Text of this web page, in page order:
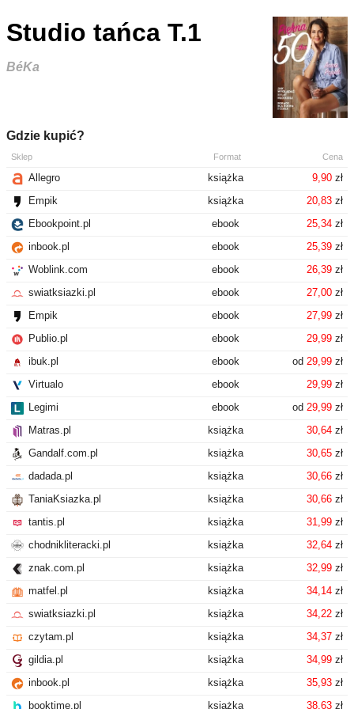
Studio tańca T.1
BéKa
Gdzie kupić?
Sklep Format Cena
Allegro książka 9,90 zł
Empik
książka 20,83 zł
Ebookpoint.pl
ebook 25,34 zł
inbook.pl
ebook 25,39 zł
Woblink.com
ebook 26,39 zł
swiatksiazki.pl
ebook 27,00 zł
Empik
ebook 27,99 zł
Publio.pl
ebook 29,99 zł
ibuk.pl
ebook od 29,99 zł
Virtualo
ebook 29,99 zł
Legimi
ebook od 29,99 zł
Matras.pl
książka 30,64 zł
Gandalf.com.pl
książka 30,65 zł
dadada.pl
książka 30,66 zł
TaniaKsiazka.pl
książka 30,66 zł
tantis.pl
książka 31,99 zł
chodnikliteracki.pl
książka 32,64 zł
znak.com.pl
książka 32,99 zł
matfel.pl
książka 34,14 zł
swiatksiazki.pl
książka 34,22 zł
czytam.pl
książka 34,37 zł
gildia.pl
książka 34,99 zł
inbook.pl
książka 35,93 zł
booktime.pl
książka 38,63 zł